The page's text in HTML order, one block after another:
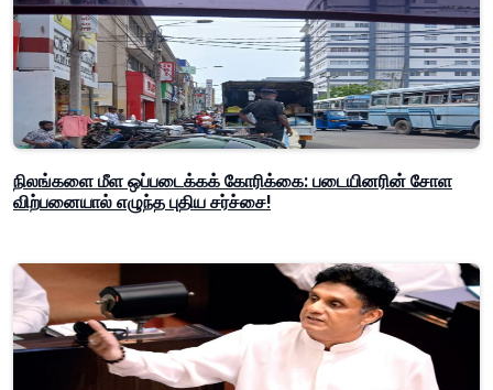
நிலங்களை மீள ஒப்படைக்கக் கோரிக்கை: படையினரின் சோள
விற்பனையால் எழுந்த புதிய சர்ச்சை!